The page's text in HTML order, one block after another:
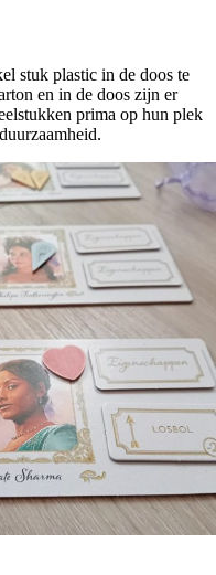
stuk plastic in de doos te
en in de doos zijn er
prima op hun plek